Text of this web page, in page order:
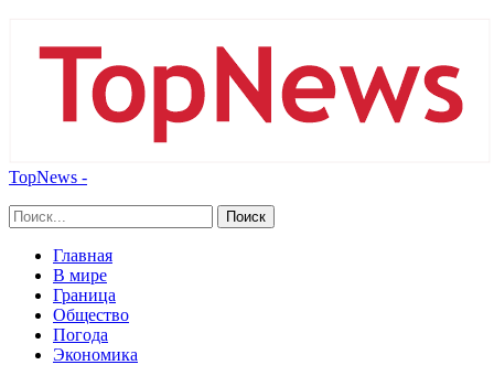
TopNews -
Главная
В мире
Граница
Общество
Погода
Экономика